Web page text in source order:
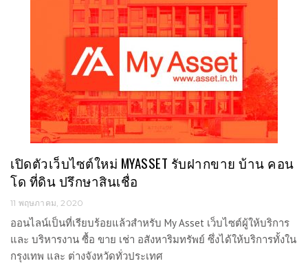
เปิดตัวเว็บไซต์ใหม่ MYASSET รับฝากขาย บ้าน คอน
โด ที่ดิน ปรึกษาสินเชื่อ
11 พฤษภาคม, 2020
ออนไลน์เป็นที่เรียบร้อยแล้วสำหรับ My Asset เว็บไซต์ผู้ให้บริการ
และ บริหารงาน ซื้อ ขาย เช่า อสังหาริมทรัพย์ ซึ่งได้ให้บริการทั้งใน
กรุงเทพ และ ต่างจังหวัดทั่วประเทศ